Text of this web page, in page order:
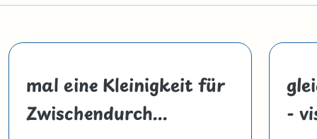
mal eine Kleinigkeit für
Zwischendurch...
-